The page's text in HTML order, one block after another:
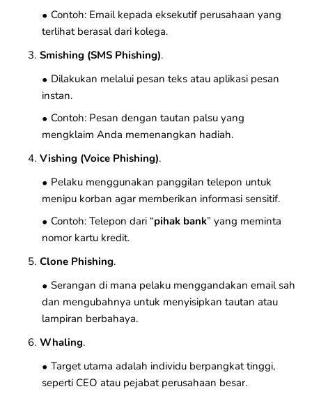
Contoh: Email kepada eksekutif perusahaan yang
terlihat berasal dari kolega.
Smishing (SMS Phishing).
Dilakukan melalui pesan teks atau aplikasi pesan
instan.
Contoh: Pesan dengan tautan palsu yang
mengklaim Anda memenangkan hadiah.
Vishing (Voice Phishing).
Pelaku menggunakan panggilan telepon untuk
menipu korban agar memberikan informasi sensitif.
Contoh: Telepon dari “pihak bank” yang meminta
nomor kartu kredit.
Clone Phishing.
Serangan di mana pelaku menggandakan email sah
dan mengubahnya untuk menyisipkan tautan atau
lampiran berbahaya.
Whaling.
Target utama adalah individu berpangkat tinggi,
seperti CEO atau pejabat perusahaan besar.